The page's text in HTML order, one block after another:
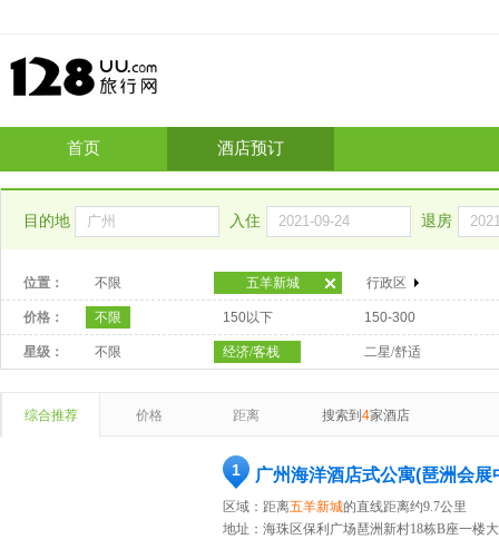
首页 酒店预订
目的地 入住 退房
位置： 不限 五羊新城 行政区
价格： 不限 150以下 150-300
星级： 不限 经济/客栈 二星/舒适
综合推荐 价格 距离 搜索到 4家酒店
1 广州海洋酒店式公寓(琶洲会展
区域：距离五羊新城的直线距离约9.7公里
地址： 海珠区保利广场琶洲新村18栋B座一楼